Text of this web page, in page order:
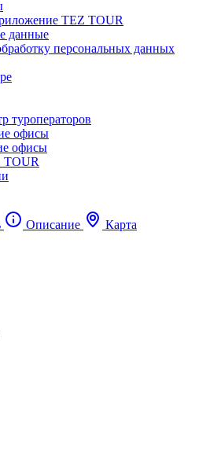
TEZ TOUR
данные
персональных данных
туроператоров
офисы
офисы
TOUR
Описание
Карта